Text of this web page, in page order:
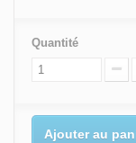
Quantité
Ajouter au